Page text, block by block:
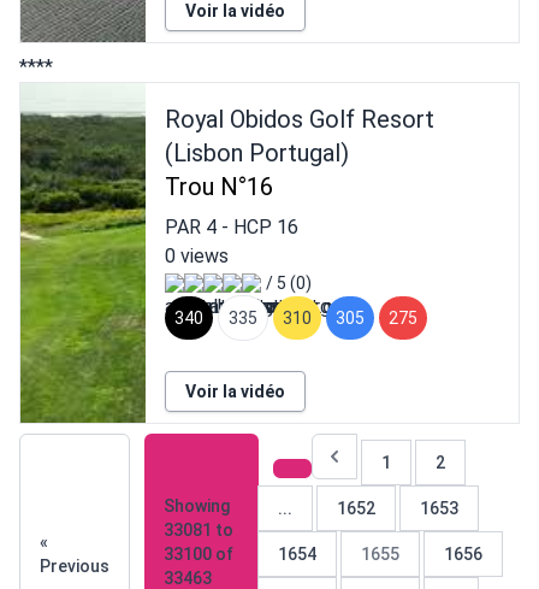
Voir la vidéo
****
Royal Obidos Golf Resort
(Lisbon Portugal)
Trou N°16
PAR 4- HCP 16
0 views
/ 5 (0)
340
335 310 305 275
Voir la vidéo
«
Previous
Showing
33081 to
33100 of
33463
1 2
... 1652 1653
1654 1655 1656